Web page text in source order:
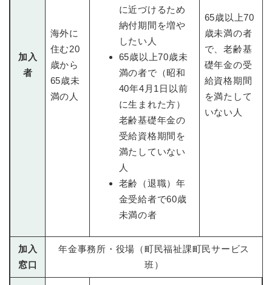
加入
者
海外に
住む20
歳から
65歳未
満の人
に近づけるため
納付期間を増や
したい人
65歳以上70歳未
満の者で（昭和
40年4月1日以前
に生まれた方）
老齢基礎年金の
受給資格期間を
満たしていない
人
老齢（退職）年
金受給者で60歳
未満の者
65歳以上70
歳未満の者
で、老齢基
礎年金の受
給資格期間
を満たして
いない人
加入
窓口
年金事務所・役場（町民福祉課町民サービス
班）